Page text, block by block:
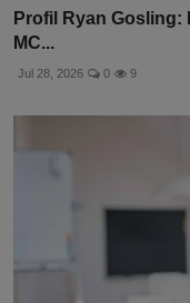
Profil Ryan Gosling:
MC...
Jul 28, 2026 0 9